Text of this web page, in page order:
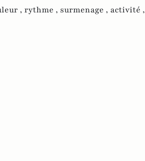
, rythme , surmenage , activité ,